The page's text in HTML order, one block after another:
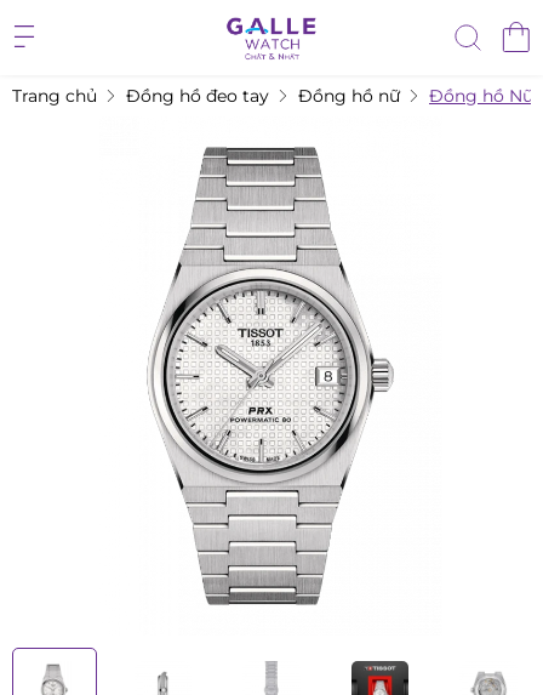
Trang chủ Đồng hồ đeo tay Đồng hồ nữ Đồng hồ Nữ